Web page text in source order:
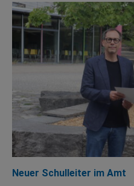
Neuer Schulleiter im Amt